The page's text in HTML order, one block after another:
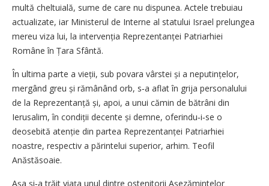
multă cheltuială, sume de care nu dispunea. Actele trebuiau
actualizate, iar Ministerul de Interne al statului Israel prelungea
mereu viza lui, la intervenția Reprezentanței Patriarhiei
Române în Țara Sfântă.
În ultima parte a vieții, sub povara vârstei și a neputințelor,
mergând greu și rămânând orb, s‑a aflat în grija personalului
de la Reprezentanță și, apoi, a unui cămin de bătrâni din
Ierusalim, în condiții decente și demne, oferindu‑i‑se o
deosebită atenție din partea Reprezentanței Patriarhiei
noastre, respectiv a părintelui superior, arhim. Teofil
Anăstăsoaie.
Așa și‑a trăit viața unul dintre ostenitorii Așezămintelor